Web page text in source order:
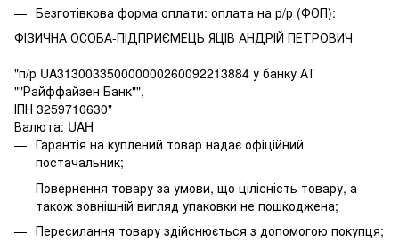
Безготівкова форма оплати: оплата на р/р (ФОП):
ФІЗИЧНА ОСОБА-ПІДПРИЄМЕЦЬ ЯЦІВ АНДРІЙ ПЕТРОВИЧ
"п/р UA313003350000000260092213884 у банку АТ
""Райффайзен Банк"",
ІПН 3259710630"
Валюта: UAH
Гарантія на куплений товар надає офіційний
постачальник;
Повернення товару за умови, що цілісність товару, а
також зовнішній вигляд упаковки не пошкоджена;
Пересилання товару здійснюється з допомогою покупця;